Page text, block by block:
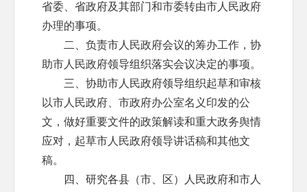
省委、省政府及其部门和市委转由市人民政府
办理的事项。
二、负责市人民政府会议的筹办工作，协
助市人民政府领导组织落实会议决定的事项。
三、协助市人民政府领导组织起草和审核
以市人民政府、市政府办公室名义印发的公
文，做好重要文件的政策解读和重大政务舆情
应对，起草市人民政府领导讲话稿和其他文
稿。
四、研究各县（市、区）人民政府和市人